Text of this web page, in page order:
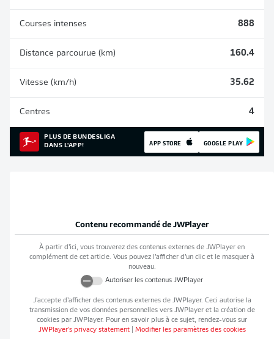
Courses intenses 888
Distance parcourue (km) 160.4
Vitesse (km/h) 35.62
Centres 4
PLUS DE BUNDESLIGA
DANS L'APP!
APP STORE GOOGLE PLAY
Contenu recommandé de JWPlayer
À partir d’ici, vous trouverez des contenus externes de JWPlayer en
complément de cet article. Vous pouvez l’afficher d’un clic et le masquer à
nouveau.
Autoriser les contenus JWPlayer
J’accepte d’afficher des contenus externes de JWPlayer. Ceci autorise la
transmission de vos données personnelles vers JWPlayeret la création de
cookies par JWPlayer. Pour en savoir plus à ce sujet, rendez-vous sur
JWPlayer's privacy statement| Modifier les paramètres des cookies